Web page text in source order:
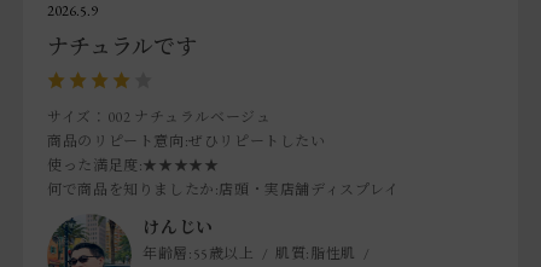
2026.5.9
ナチュラルです
サイズ：002 ナチュラルベージュ
商品のリピート意向:ぜひリピートしたい
使った満足度:★★★★★
何で商品を知りましたか:店頭・実店舗ディスプレイ
けんじい
年齢層:55歳以上 肌質: 脂性肌